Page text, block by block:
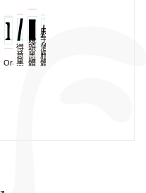
Oradano
得
意
黑
饅
頭
黑
體
辰
宇
落
雁
體